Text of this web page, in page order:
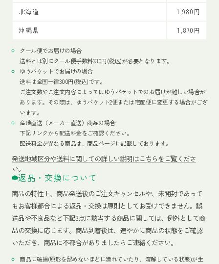
北海道
1,980円
沖縄県
1,870円
クール便でお届けの場合
送料とは別にクール便手数料330円(税込)が必要となります。
ゆうパケットでお届けの場合
送料は全国一律300円(税込)です。
ご注文数やご注文内容によってはゆうパケットでのお届けが難しい場合が
あります。その際は、ゆうパケット2便または宅配便に変更する場合がござ
います。
産地直送（メーカー直送）商品の場合
下記リンクから配送料金をご確認ください。
配送料金が異なる商品は、商品ページに記載しております。
発送地域区分や送料に関しての詳しい説明はこちらをご覧くださ
い。
返品・交換について
商品の特性上、商品発送後のご注文キャンセルや、未開封であって
もお客様都合による返品・交換は原則としてお受けできません。誤
送品や不良品など下記3点に該当する商品に関しては、例外として商
品の交換に応じます。商品到着後は、速やかに商品の状態をご確認
いただき、商品に不都合がありましたらご連絡ください。
商品に破損(原形を留めないほどに潰れていたり、溶解している状態)が生